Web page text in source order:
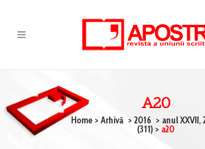
A20
Home> Arhivă > 2016 > anul XXVII,
(311) > a20